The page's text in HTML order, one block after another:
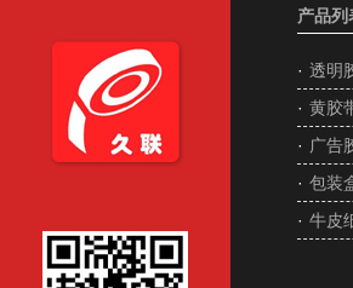
产品列
· 透明
· 黄胶
· 广告
· 包装
· 牛皮